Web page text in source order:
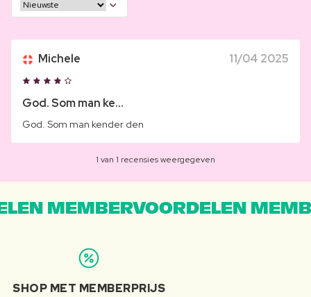
Michele 11/04 2025
God. Som man ke...
God. Som man kender den
1 van 1 recensies weergegeven
MEMBERVOORDELEN
SHOP MET MEMBERPRIJS